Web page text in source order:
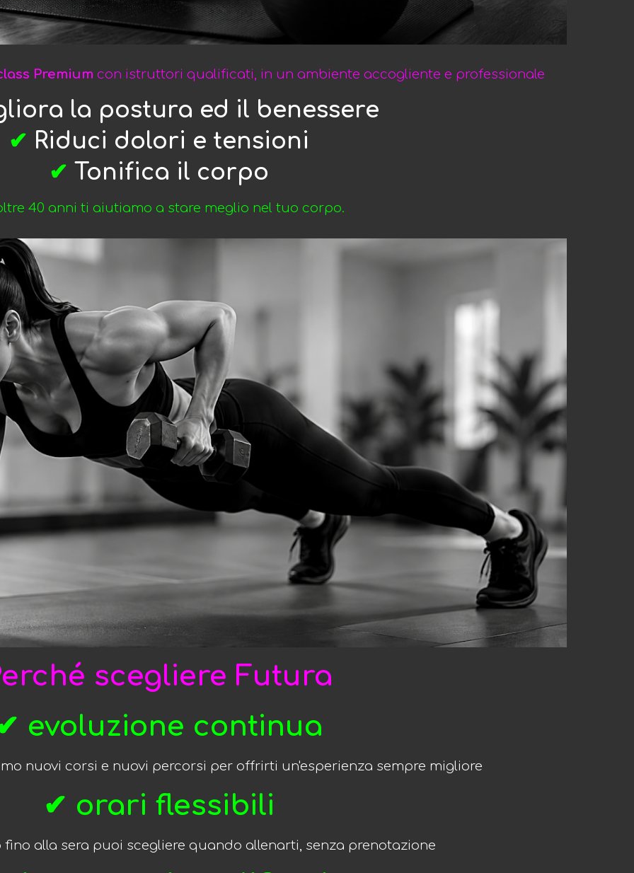
Premium con istruttori qualificati, in un ambiente accogliente e professionale
la postura ed il benessere
✔ Riduci dolori e tensioni
✔ Tonifica il corpo
40 anni ti aiutiamo a stare meglio nel tuo corpo.
scegliere Futura
evoluzione continua
nuovi corsi e nuovi percorsi per offrirti un'esperienza sempre migliore
✔ orari flessibili
alla sera puoi scegliere quando allenarti, senza prenotazione